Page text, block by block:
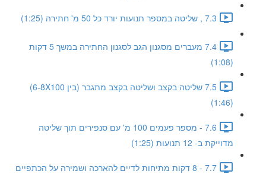
7.3 , שליטה במספר תנועות יורד כל 50 מ' חתירה (1:25)
7.4 מעברים מסגנון הגב לסגנון החתירה במשך 5 דקות
(1:08)
7.5 שליטה בקצב ושליטה בקצב מתגבר (בין 6-8X100)
(1:46)
7.6 - מספר פעמים 100 מ' עם סנפירים תוך שליטה
מדוייקת ב- 12 תנועות (1:25)
7.7 - 8 דקות מתיחות לדיים להארכה ושמירה על הכתפיים